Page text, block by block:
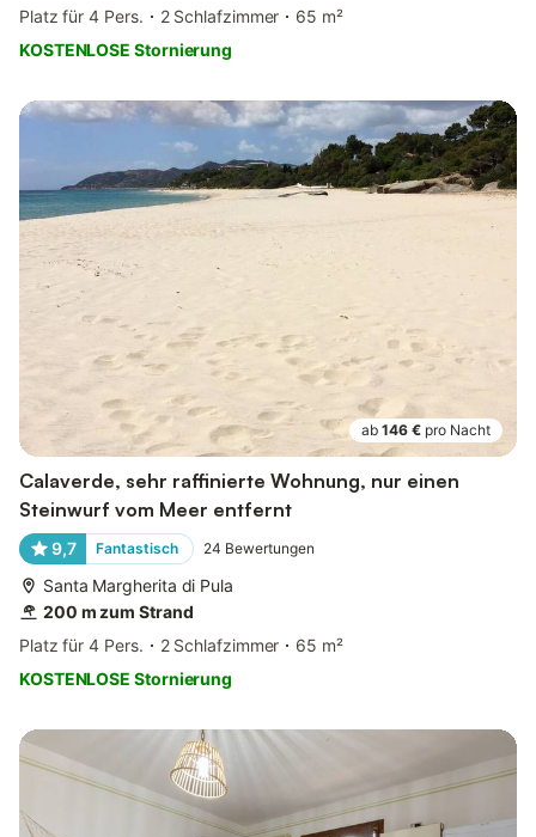
Platz für 4 Pers.
2 Schlafzimmer
65 m²
KOSTENLOSE Stornierung
ab 146 € pro Nacht
Calaverde, sehr raffinierte Wohnung, nur einen
Steinwurf vom Meer entfernt
9,7 Fantastisch 24 Bewertungen
Santa Margherita di Pula
200 m zum Strand
Platz für 4 Pers.
2 Schlafzimmer
65 m²
KOSTENLOSE Stornierung